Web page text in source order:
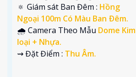
🔅 Giám sát Ban Đêm : Hồng
Ngoại 100m Có Màu Ban Ðêm.
🌧️ Camera Theo Mẫu Dome Kim
loại + Nhựa.
️⇝ Đặt Điểm : Thu Âm.